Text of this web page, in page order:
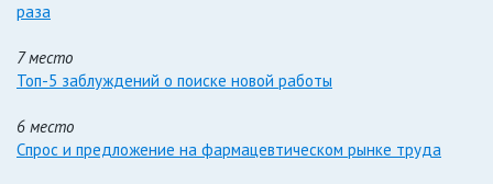
раза
7 место
Топ-5 заблуждений о поиске новой работы
6 место
Спрос и предложение на фармацевтическом рынке труда